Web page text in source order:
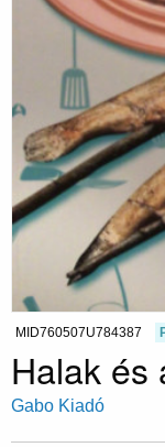
MID760507U784387
Halak és
Gabo Kiadó